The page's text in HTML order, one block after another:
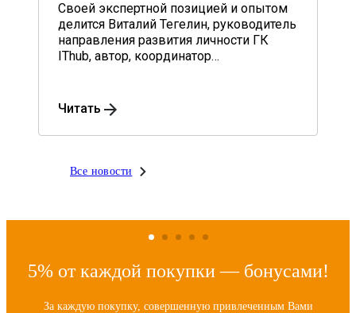
Своей экспертной позицией и опытом
делится Виталий Тегелин, руководитель
направления развития личности ГК
IThub, автор, координатор
Читать
Все новости
5% от каждой покупки — бонусами!
За каждую покупку, совершенную привлеченным Вами